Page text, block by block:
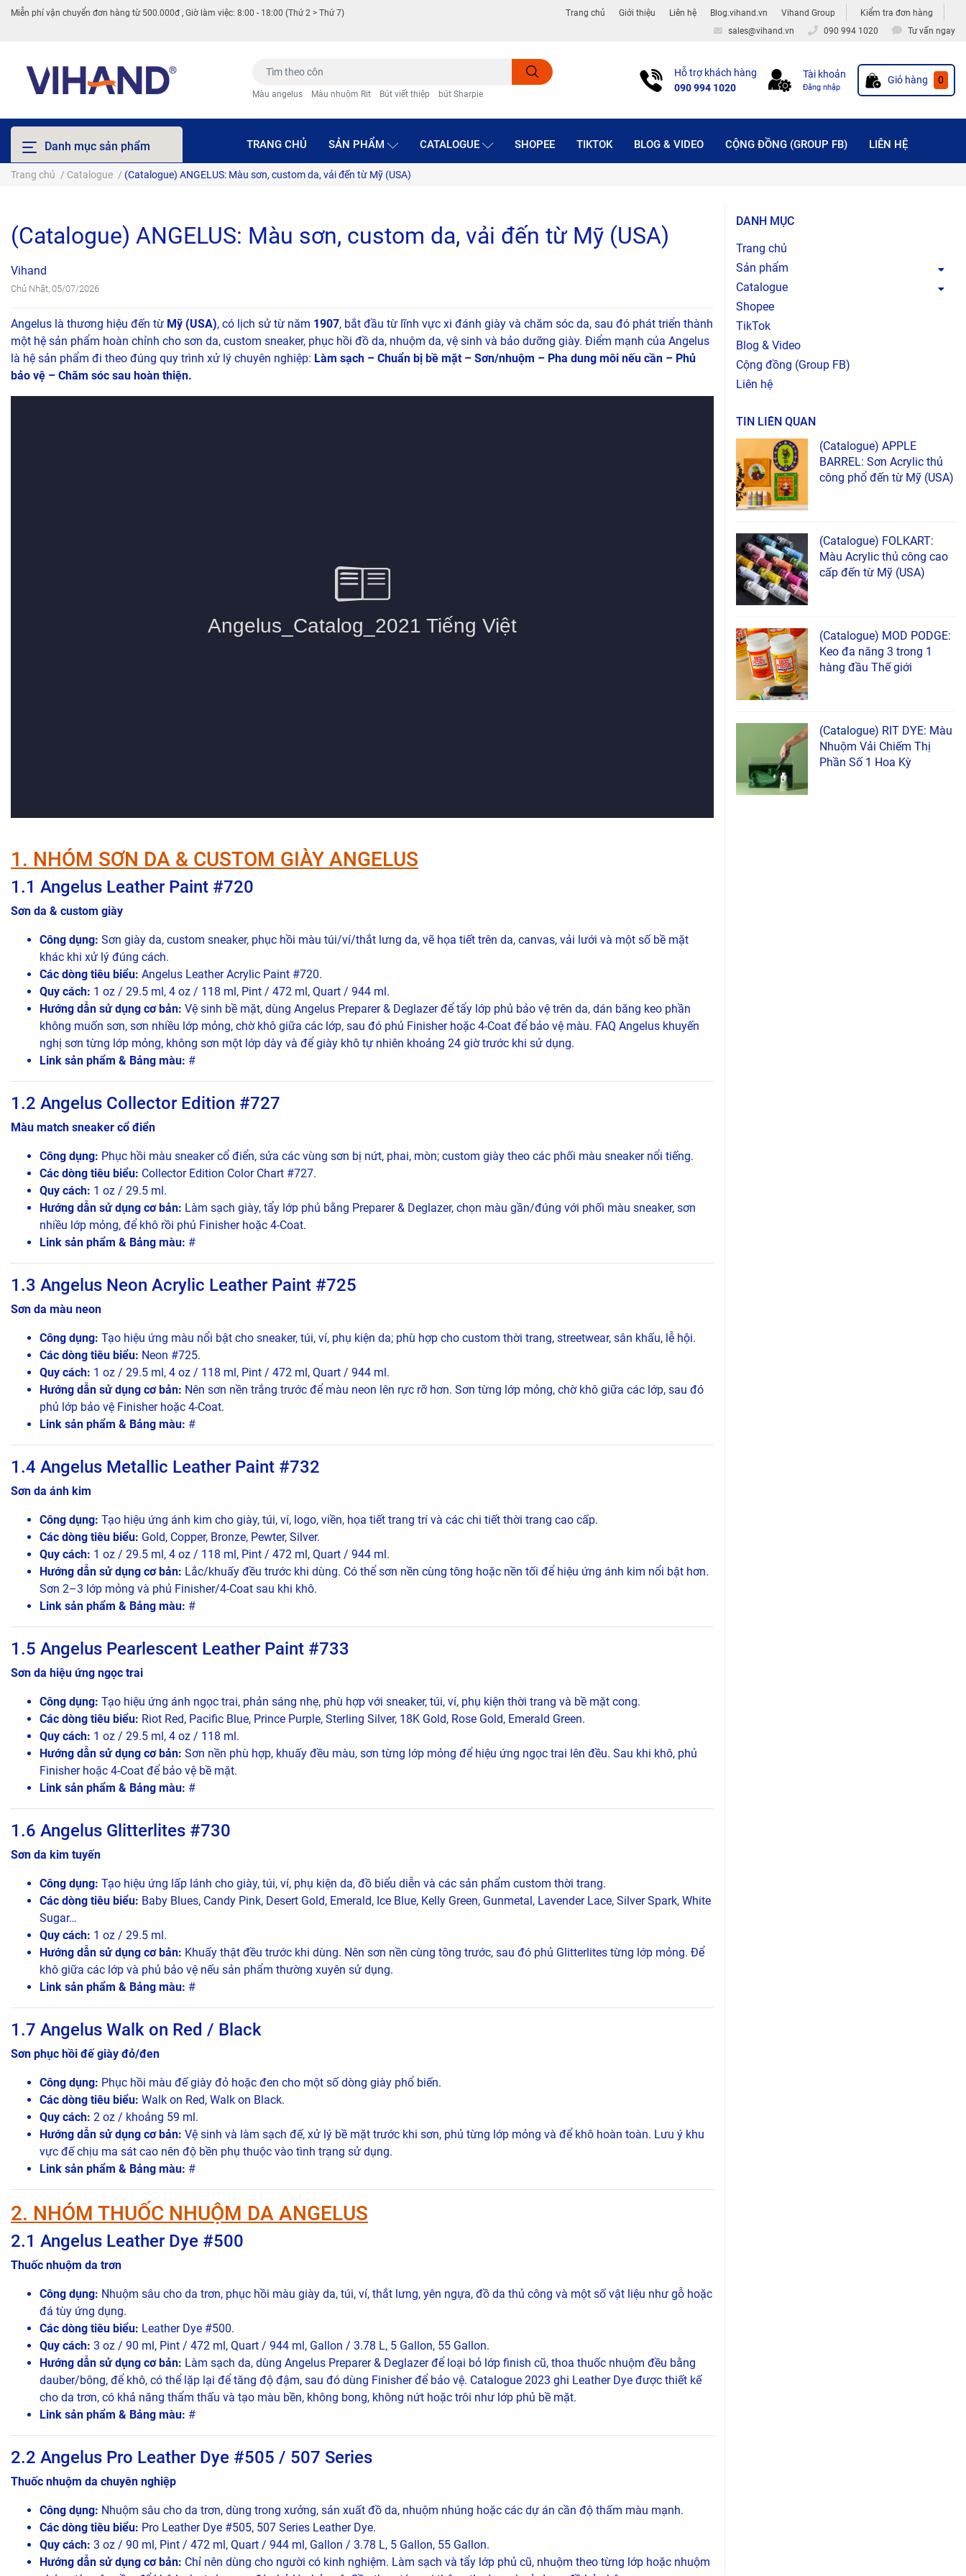
Miễn phí vận chuyển đơn hàng từ 500.000đ , Giờ làm việc: 8:00 - 18:00 (Thứ 2 > Thứ 7) Trang chủ Giới thiệu Liên hệ Blog.vihand.vn Vihand Group
Kiểm tra đơn hàng
sales@vihand.vn
090 994 1020 Tư vấn ngay
Màu angelus Màu nhuộm Rit Bút viết thiệp bút Sharpie
Hỗ trợ khách hàng
090 994 1020
Tài khoản
Đăng nhập
Giỏ hàng 0
Danh mục sản phẩm TRANG CHỦ SẢN PHẨM CATALOGUE SHOPEE TIKTOK BLOG & VIDEO CỘNG ĐỒNG (GROUP FB) LIÊN HỆ
Trang chủ / Catalogue / (Catalogue) ANGELUS: Màu sơn, custom da, vải đến từ Mỹ (USA)
(Catalogue) ANGELUS: Màu sơn, custom da, vải đến từ Mỹ (USA)
Vihand
Chủ Nhật, 05/07/2026
Angelus là thương hiệu đến từ Mỹ (USA), có lịch sử từ năm 1907, bắt đầu từ lĩnh vực xi đánh giày và chăm sóc da, sau đó phát triển thành
một hệ sản phẩm hoàn chỉnh cho sơn da, custom sneaker, phục hồi đồ da, nhuộm da, vệ sinh và bảo dưỡng giày. Điểm mạnh của Angelus
là hệ sản phẩm đi theo đúng quy trình xử lý chuyên nghiệp: Làm sạch – Chuẩn bị bề mặt – Sơn/nhuộm – Pha dung môi nếu cần – Phủ
bảo vệ – Chăm sóc sau hoàn thiện.
1. NHÓM SƠN DA & CUSTOM GIÀY ANGELUS
1.1 Angelus Leather Paint #720
Sơn da & custom giày
Công dụng: Sơn giày da, custom sneaker, phục hồi màu túi/ví/thắt lưng da, vẽ họa tiết trên da, canvas, vải lưới và một số bề mặt
khác khi xử lý đúng cách.
Các dòng tiêu biểu: Angelus Leather Acrylic Paint #720.
Quy cách: 1 oz / 29.5 ml, 4 oz / 118 ml, Pint / 472 ml, Quart / 944 ml.
Hướng dẫn sử dụng cơ bản: Vệ sinh bề mặt, dùng Angelus Preparer & Deglazer để tẩy lớp phủ bảo vệ trên da, dán băng keo phần
không muốn sơn, sơn nhiều lớp mỏng, chờ khô giữa các lớp, sau đó phủ Finisher hoặc 4-Coat để bảo vệ màu. FAQ Angelus khuyến
nghị sơn từng lớp mỏng, không sơn một lớp dày và để giày khô tự nhiên khoảng 24 giờ trước khi sử dụng.
Link sản phẩm & Bảng màu: #
1.2 Angelus Collector Edition #727
Màu match sneaker cổ điển
Công dụng: Phục hồi màu sneaker cổ điển, sửa các vùng sơn bị nứt, phai, mòn; custom giày theo các phối màu sneaker nổi tiếng.
Các dòng tiêu biểu: Collector Edition Color Chart #727.
Quy cách: 1 oz / 29.5 ml.
Hướng dẫn sử dụng cơ bản: Làm sạch giày, tẩy lớp phủ bằng Preparer & Deglazer, chọn màu gần/đúng với phối màu sneaker, sơn
nhiều lớp mỏng, để khô rồi phủ Finisher hoặc 4-Coat.
Link sản phẩm & Bảng màu: #
1.3 Angelus Neon Acrylic Leather Paint #725
Sơn da màu neon
Công dụng: Tạo hiệu ứng màu nổi bật cho sneaker, túi, ví, phụ kiện da; phù hợp cho custom thời trang, streetwear, sân khấu, lễ hội.
Các dòng tiêu biểu: Neon #725.
Quy cách: 1 oz / 29.5 ml, 4 oz / 118 ml, Pint / 472 ml, Quart / 944 ml.
Hướng dẫn sử dụng cơ bản: Nên sơn nền trắng trước để màu neon lên rực rỡ hơn. Sơn từng lớp mỏng, chờ khô giữa các lớp, sau đó
phủ lớp bảo vệ Finisher hoặc 4-Coat.
Link sản phẩm & Bảng màu: #
1.4 Angelus Metallic Leather Paint #732
Sơn da ánh kim
Công dụng: Tạo hiệu ứng ánh kim cho giày, túi, ví, logo, viền, họa tiết trang trí và các chi tiết thời trang cao cấp.
Các dòng tiêu biểu: Gold, Copper, Bronze, Pewter, Silver.
Quy cách: 1 oz / 29.5 ml, 4 oz / 118 ml, Pint / 472 ml, Quart / 944 ml.
Hướng dẫn sử dụng cơ bản: Lắc/khuấy đều trước khi dùng. Có thể sơn nền cùng tông hoặc nền tối để hiệu ứng ánh kim nổi bật hơn.
Sơn 2–3 lớp mỏng và phủ Finisher/4-Coat sau khi khô.
Link sản phẩm & Bảng màu: #
1.5 Angelus Pearlescent Leather Paint #733
Sơn da hiệu ứng ngọc trai
Công dụng: Tạo hiệu ứng ánh ngọc trai, phản sáng nhẹ, phù hợp với sneaker, túi, ví, phụ kiện thời trang và bề mặt cong.
Các dòng tiêu biểu: Riot Red, Pacific Blue, Prince Purple, Sterling Silver, 18K Gold, Rose Gold, Emerald Green.
Quy cách: 1 oz / 29.5 ml, 4 oz / 118 ml.
Hướng dẫn sử dụng cơ bản: Sơn nền phù hợp, khuấy đều màu, sơn từng lớp mỏng để hiệu ứng ngọc trai lên đều. Sau khi khô, phủ
Finisher hoặc 4-Coat để bảo vệ bề mặt.
Link sản phẩm & Bảng màu: #
1.6 Angelus Glitterlites #730
Sơn da kim tuyến
Công dụng: Tạo hiệu ứng lấp lánh cho giày, túi, ví, phụ kiện da, đồ biểu diễn và các sản phẩm custom thời trang.
Các dòng tiêu biểu: Baby Blues, Candy Pink, Desert Gold, Emerald, Ice Blue, Kelly Green, Gunmetal, Lavender Lace, Silver Spark, White
Sugar…
Quy cách: 1 oz / 29.5 ml.
Hướng dẫn sử dụng cơ bản: Khuấy thật đều trước khi dùng. Nên sơn nền cùng tông trước, sau đó phủ Glitterlites từng lớp mỏng. Để
khô giữa các lớp và phủ bảo vệ nếu sản phẩm thường xuyên sử dụng.
Link sản phẩm & Bảng màu: #
1.7 Angelus Walk on Red / Black
Sơn phục hồi đế giày đỏ/đen
Công dụng: Phục hồi màu đế giày đỏ hoặc đen cho một số dòng giày phổ biến.
Các dòng tiêu biểu: Walk on Red, Walk on Black.
Quy cách: 2 oz / khoảng 59 ml.
Hướng dẫn sử dụng cơ bản: Vệ sinh và làm sạch đế, xử lý bề mặt trước khi sơn, phủ từng lớp mỏng và để khô hoàn toàn. Lưu ý khu
vực đế chịu ma sát cao nên độ bền phụ thuộc vào tình trạng sử dụng.
Link sản phẩm & Bảng màu: #
2. NHÓM THUỐC NHUỘM DA ANGELUS
2.1 Angelus Leather Dye #500
Thuốc nhuộm da trơn
Công dụng: Nhuộm sâu cho da trơn, phục hồi màu giày da, túi, ví, thắt lưng, yên ngựa, đồ da thủ công và một số vật liệu như gỗ hoặc
đá tùy ứng dụng.
Các dòng tiêu biểu: Leather Dye #500.
Quy cách: 3 oz / 90 ml, Pint / 472 ml, Quart / 944 ml, Gallon / 3.78 L, 5 Gallon, 55 Gallon.
Hướng dẫn sử dụng cơ bản: Làm sạch da, dùng Angelus Preparer & Deglazer để loại bỏ lớp finish cũ, thoa thuốc nhuộm đều bằng
dauber/bông, để khô, có thể lặp lại để tăng độ đậm, sau đó dùng Finisher để bảo vệ. Catalogue 2023 ghi Leather Dye được thiết kế
cho da trơn, có khả năng thẩm thấu và tạo màu bền, không bong, không nứt hoặc trôi như lớp phủ bề mặt.
Link sản phẩm & Bảng màu: #
2.2 Angelus Pro Leather Dye #505 / 507 Series
Thuốc nhuộm da chuyên nghiệp
Công dụng: Nhuộm sâu cho da trơn, dùng trong xưởng, sản xuất đồ da, nhuộm nhúng hoặc các dự án cần độ thấm màu mạnh.
Các dòng tiêu biểu: Pro Leather Dye #505, 507 Series Leather Dye.
Quy cách: 3 oz / 90 ml, Pint / 472 ml, Quart / 944 ml, Gallon / 3.78 L, 5 Gallon, 55 Gallon.
Hướng dẫn sử dụng cơ bản: Chỉ nên dùng cho người có kinh nghiệm. Làm sạch và tẩy lớp phủ cũ, nhuộm theo từng lớp hoặc nhuộm
DANH MỤC
Trang chủ
Sản phẩm
Catalogue
Shopee
TikTok
Blog & Video
Cộng đồng (Group FB)
Liên hệ
TIN LIÊN QUAN
(Catalogue) APPLE
BARREL: Sơn Acrylic thủ
công phổ đến từ Mỹ (USA)
(Catalogue) FOLKART:
Màu Acrylic thủ công cao
cấp đến từ Mỹ (USA)
(Catalogue) MOD PODGE:
Keo đa năng 3 trong 1
hàng đầu Thế giới
(Catalogue) RIT DYE: Màu
Nhuộm Vải Chiếm Thị
Phần Số 1 Hoa Kỳ